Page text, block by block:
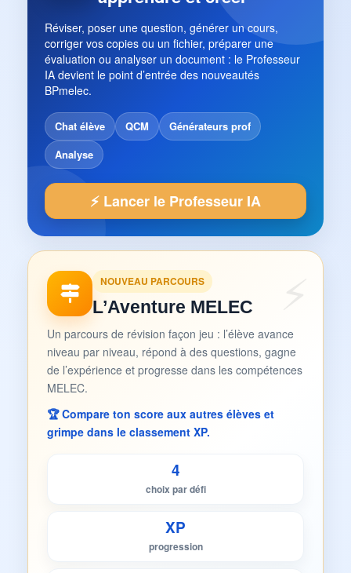
Réviser, poser une question, générer un cours,
corriger vos copies ou un fichier, préparer une
évaluation ou analyser un document : le Professeur
IA devient le point d’entrée des nouveautés
BPmelec.
Chat élève QCM
Générateurs prof
Analyse
⚡ Lancer le Professeur IA
NOUVEAU PARCOURS
L’Aventure MELEC
Un parcours de révision façon jeu : l’élève avance
niveau par niveau, répond à des questions, gagne
de l’expérience et progresse dans les compétences
MELEC.
🏆 Compare ton score aux autres élèves et
grimpe dans le classement XP.
4
choix par défi
XP
progression